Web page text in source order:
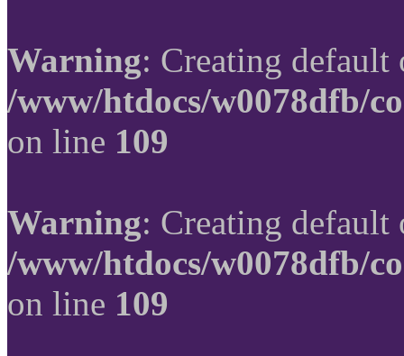
Warning: Creating
/www/htdocs/w0078dfb/
on line 109
Warning: Creating
/www/htdocs/w0078dfb/
on line 109